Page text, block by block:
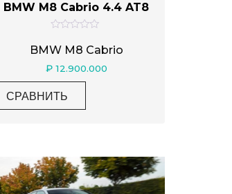
BMW M8 Cabrio 4.4 AT8
ц
е
н
а
0
и
з
BMW M8 Cabrio
₽12.900.000
СРАВНИТЬ